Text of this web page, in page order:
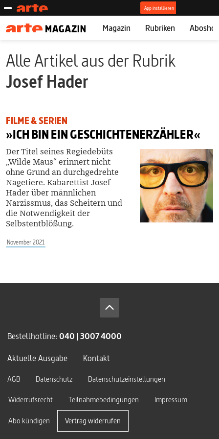
Magazin Rubriken
Alle Artikel aus der Rubrik
Josef Hader
FILME & SERIEN
»ICH BIN EIN GESCHICHTENERZÄHLER«
Der Titel seines Regiedebüts
„Wilde Maus“ erinnert nicht
ohne Grund an durchgedrehte
Nagetiere. Kabarettist Josef
Hader über männlichen
Narzissmus, das Scheitern und
die Notwendigkeit der
Selbstentblößung.
November 2021
Bestellhotline: 040 | 3007 4000
Aktuelle Ausgabe
Kontakt
AGB Datenschutz
Datenschutzeinstellungen
Widerrufsrecht
Teilnahmebedingungen Impressum
Abo kündigen Vertrag widerrufen